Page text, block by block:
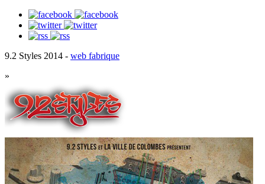
9.2 Styles 2014 - web fabrique
»